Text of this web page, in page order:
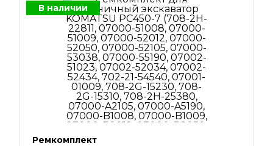
В наличии
Ремкомплект